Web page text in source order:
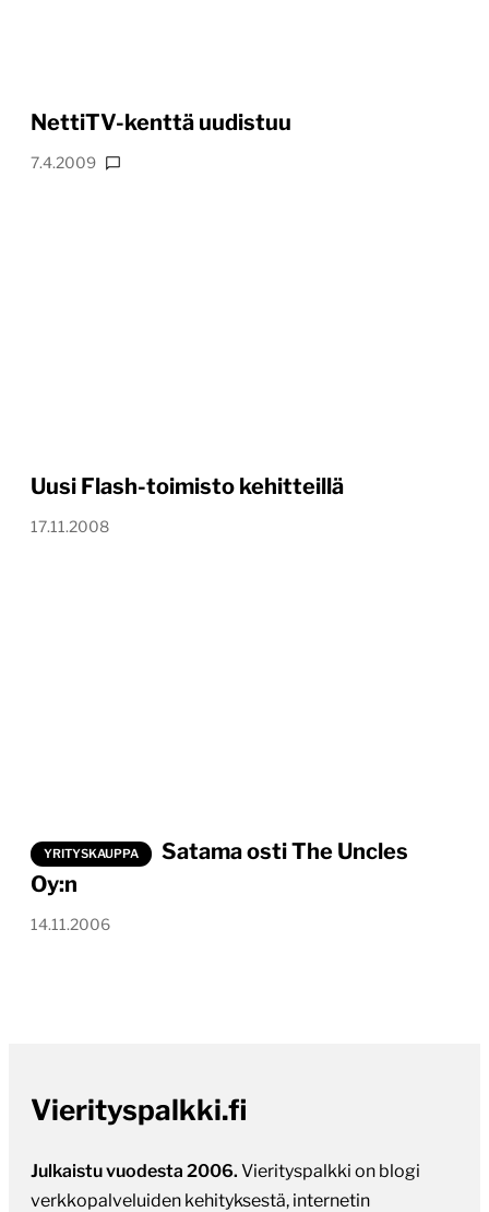
NettiTV-kenttä uudistuu
7.4.2009
Uusi Flash-toimisto kehitteillä
17.11.2008
YRITYSKAUPPA
Satama osti The Uncles
Oy:n
14.11.2006
Vierityspalkki.fi
Julkaistu vuodesta 2006. Vierityspalkki on blogi
verkkopalveluiden kehityksestä, internetin